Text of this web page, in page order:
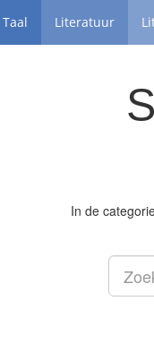
Taal Literatuur
In de